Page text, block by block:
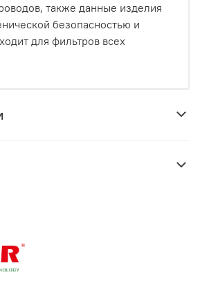
также данные изделия
безопасностью и
для фильтров всех